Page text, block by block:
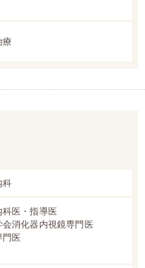
療
科
科医・指導医
会消化器内視鏡専門医
門医